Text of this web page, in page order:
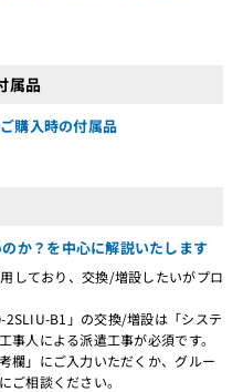
属品
購入時の付属品
か？を中心に解説いたします
しており、交換/増設したいがプロ
B1」の交換/増設は「システ
人による派遣工事が必須です。
欄」にご入力いただくか、グルー
ご相談ください。